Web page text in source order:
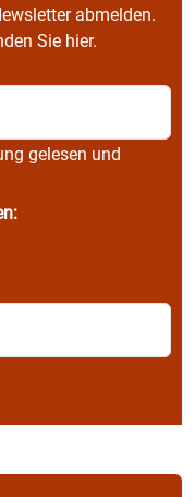
abmelden.
Sie hier.
gelesen und